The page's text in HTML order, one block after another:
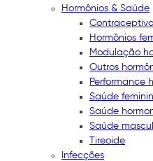
Hormônios & Saúde
Hormônios
Modulação
Outros
Performance
Saúde
Saúde
Saúde
Tireoide
Infecções